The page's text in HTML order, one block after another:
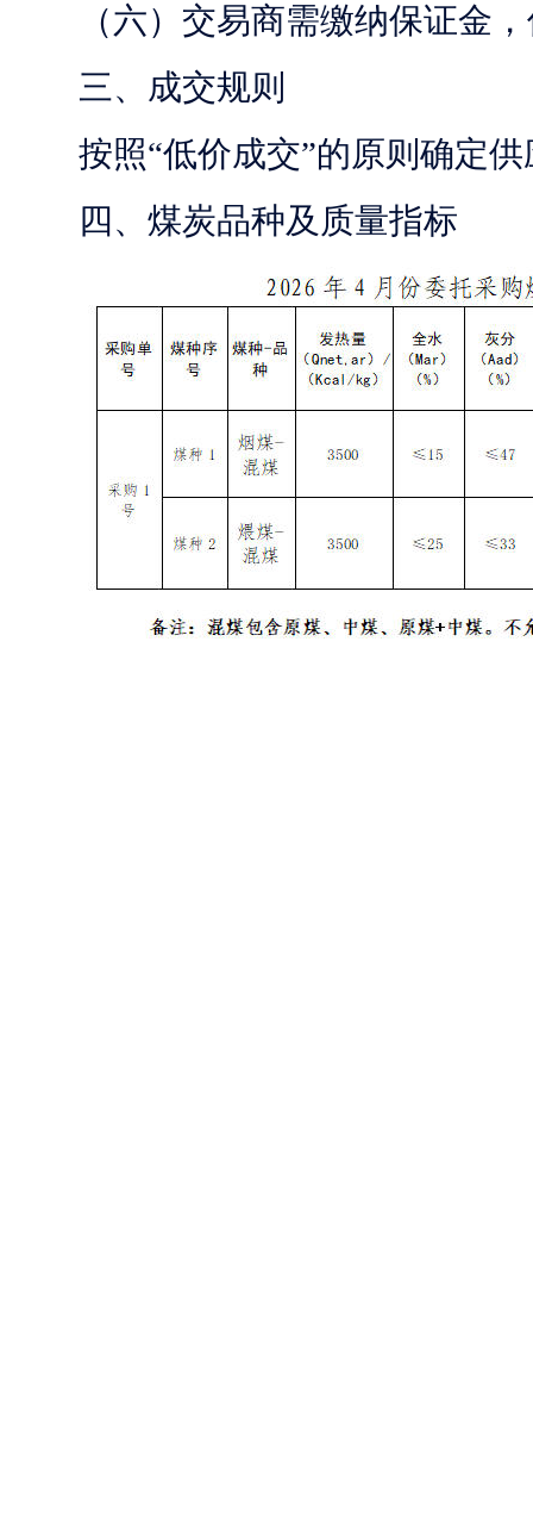
（六）交易商需缴纳保证金
三、成交规则
按照“低价成交”的原则确定
四、煤炭品种及质量指标